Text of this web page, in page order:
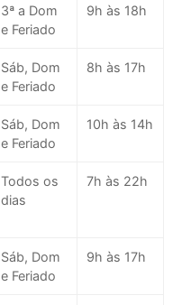
3ª a Dom
e Feriado
9h às 18h
Sáb, Dom
e Feriado
8h às 17h
Sáb, Dom
e Feriado
10h às 14h
Todos os
dias
7h às 22h
Sáb, Dom
e Feriado
9h às 17h